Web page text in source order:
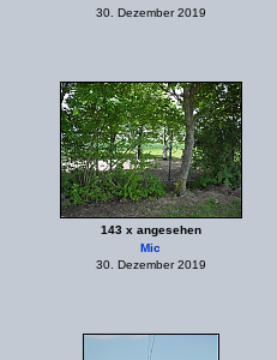
30. Dezember 2019
143 x angesehen
Mic
30. Dezember 2019